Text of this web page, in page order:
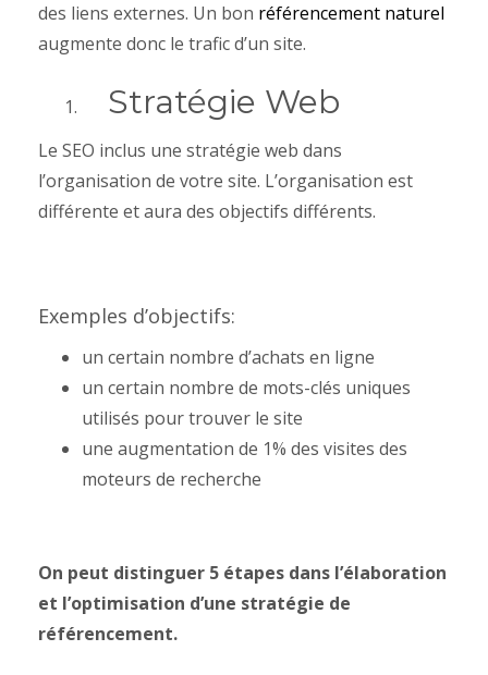
des liens externes. Un bon référencement naturel
augmente donc le trafic d’un site.
Stratégie Web
Le SEO inclus une stratégie web dans
l’organisation de votre site. L’organisation est
différente et aura des objectifs différents.
Exemples d’objectifs:
un certain nombre d’achats en ligne
un certain nombre de mots-clés uniques
utilisés pour trouver le site
une augmentation de 1% des visites des
moteurs de recherche
On peut distinguer 5 étapes dans l’élaboration
et l’optimisation d’une stratégie de
référencement.